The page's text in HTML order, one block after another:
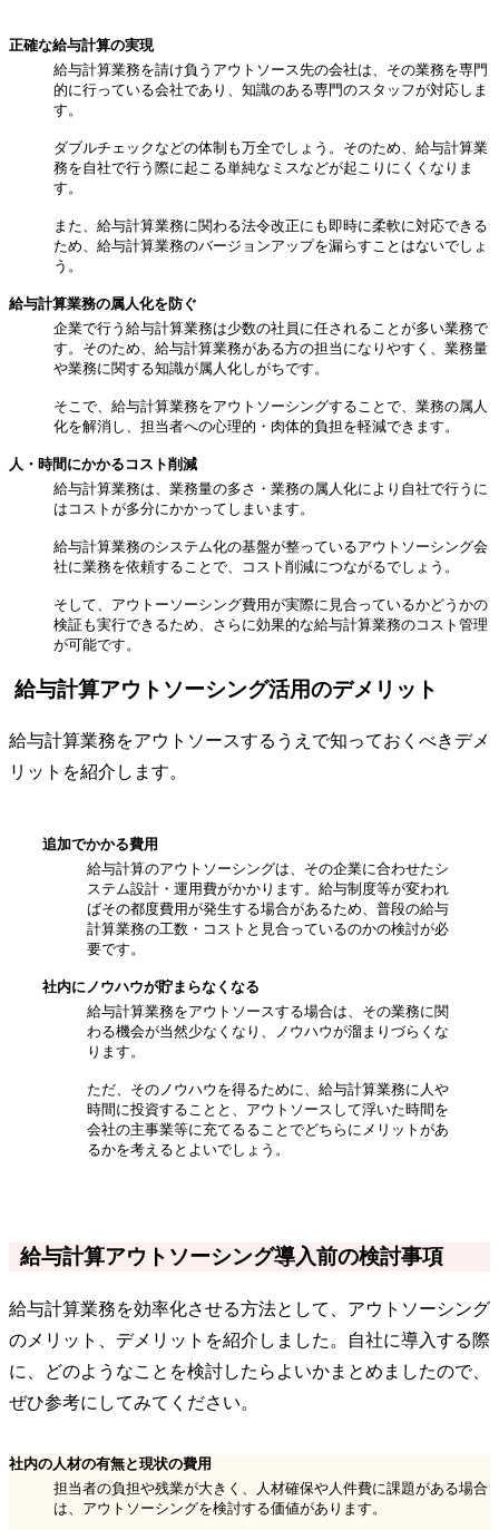
正確な給与計算の実現
給与計算業務を請け負うアウトソース先の会社は、その業務を専門
的に行っている会社であり、知識のある専門のスタッフが対応しま
す。
ダブルチェックなどの体制も万全でしょう。そのため、給与計算業
務を自社で行う際に起こる単純なミスなどが起こりにくくなりま
す。
また、給与計算業務に関わる法令改正にも即時に柔軟に対応できる
ため、給与計算業務のバージョンアップを漏らすことはないでしょ
う。
給与計算業務の属人化を防ぐ
企業で行う給与計算業務は少数の社員に任されることが多い業務で
す。そのため、給与計算業務がある方の担当になりやすく、業務量
や業務に関する知識が属人化しがちです。
そこで、給与計算業務をアウトソーシングすることで、業務の属人
化を解消し、担当者への心理的・肉体的負担を軽減できます。
人・時間にかかるコスト削減
給与計算業務は、業務量の多さ・業務の属人化により自社で行うに
はコストが多分にかかってしまいます。
給与計算業務のシステム化の基盤が整っているアウトソーシング会
社に業務を依頼することで、コスト削減につながるでしょう。
そして、アウトーソーシング費用が実際に見合っているかどうかの
検証も実行できるため、さらに効果的な給与計算業務のコスト管理
が可能です。
給与計算アウトソーシング活用のデメリット
給与計算業務をアウトソースするうえで知っておくべきデメ
リットを紹介します。
追加でかかる費用
給与計算のアウトソーシングは、その企業に合わせたシ
ステム設計・運用費がかかります。給与制度等が変われ
ばその都度費用が発生する場合があるため、普段の給与
計算業務の工数・コストと見合っているのかの検討が必
要です。
社内にノウハウが貯まらなくなる
給与計算業務をアウトソースする場合は、その業務に関
わる機会が当然少なくなり、ノウハウが溜まりづらくな
ります。
ただ、そのノウハウを得るために、給与計算業務に人や
時間に投資することと、アウトソースして浮いた時間を
会社の主事業等に充てるることでどちらにメリットがあ
るかを考えるとよいでしょう。
給与計算アウトソーシング導入前の検討事項
給与計算業務を効率化させる方法として、アウトソーシング
のメリット、デメリットを紹介しました。自社に導入する際
に、どのようなことを検討したらよいかまとめましたので、
ぜひ参考にしてみてください。
社内の人材の有無と現状の費用
担当者の負担や残業が大きく、人材確保や人件費に課題がある場合
は、アウトソーシングを検討する価値があります。